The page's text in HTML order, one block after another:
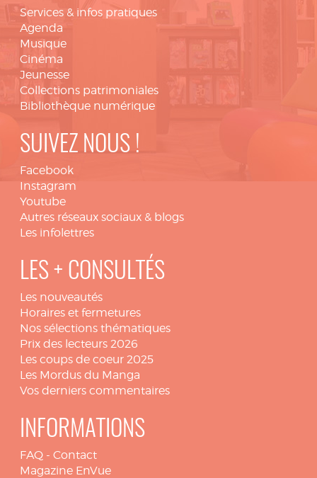
Services & infos pratiques
Agenda
Musique
Cinéma
Jeunesse
Collections patrimoniales
Bibliothèque numérique
SUIVEZ NOUS !
Facebook
Instagram
Youtube
Autres réseaux sociaux & blogs
Les infolettres
LES + CONSULTÉS
Les nouveautés
Horaires et fermetures
Nos sélections thématiques
Prix des lecteurs 2026
Les coups de coeur 2025
Les Mordus du Manga
Vos derniers commentaires
INFORMATIONS
FAQ - Contact
Magazine EnVue